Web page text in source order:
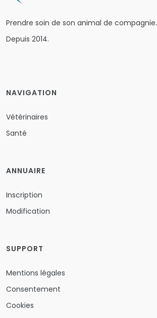
Prendre soin de son animal de compagnie.
Depuis 2014.
NAVIGATION
Vétérinaires
Santé
ANNUAIRE
Inscription
Modification
SUPPORT
Mentions légales
Consentement
Cookies